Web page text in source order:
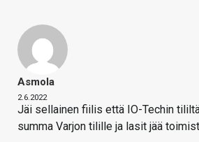
Asmola
2.6.2022
Jäi sellainen fiilis että IO-Techin
summa Varjon tilille ja lasit jää